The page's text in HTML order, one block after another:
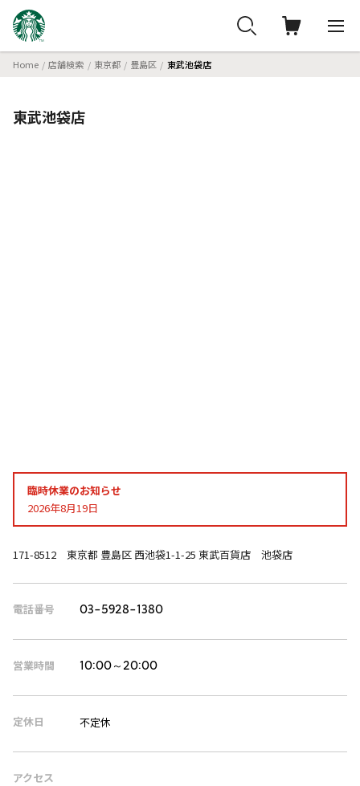
Home 店舗検索 東京都 豊島区 東武池袋店
東武池袋店
臨時休業のお知らせ
2026年8月19日
171-8512 東京都 豊島区 西池袋1-1-25 東武百貨店 池袋店
電話番号 03-5928-1380
営業時間 10:00～20:00
定休日 不定休
アクセス